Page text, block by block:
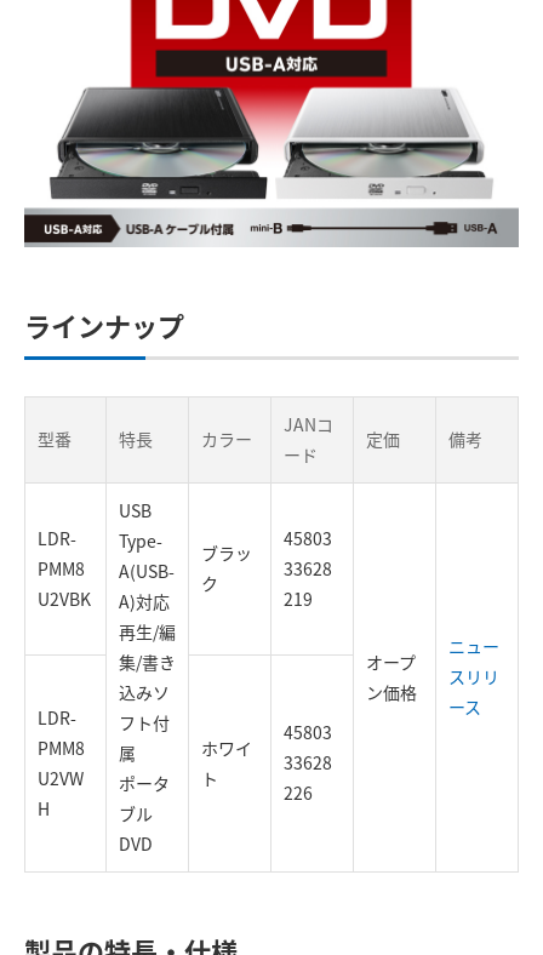
ラインナップ
型番 特長 カラー
JANコ
ード
定価 備考
LDR-
PMM8
U2VBK
USB
Type-
A(USB-
A)対応
再生/編
集/書き
込みソ
フト付
属
ポータ
ブル
DVD
ブラッ
ク
45803
33628
219
オープ
ン価格
ニュー
スリリ
ース
LDR-
PMM8
U2VW
H
ホワイ
ト
45803
33628
226